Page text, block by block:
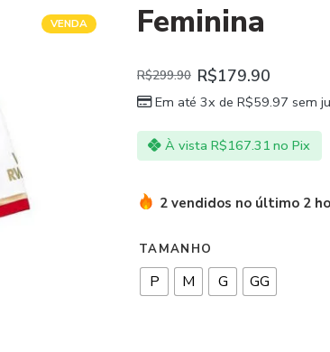
VENDA Feminina
R$299.90 R$179.90
Em até 3x de R$59.97 sem
À vista R$167.31 no Pix
2 vendidos no último 2
TAMANHO
P M G GG